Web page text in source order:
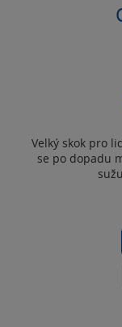
Velký skok pro
se po dopadu